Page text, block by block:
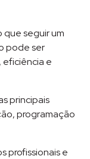
que seguir um
pode ser
e
principais
programação
profissionais e